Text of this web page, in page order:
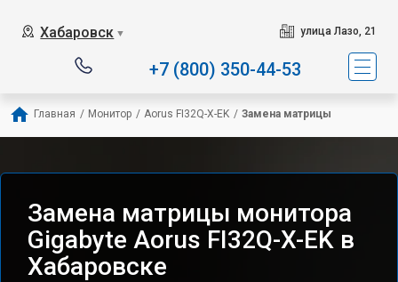
Хабаровск ▼ улица Лазо, 21
+7 (800) 350-44-53
Главная / Монитор / Aorus FI32Q-X-EK / Замена матрицы
Замена матрицы монитора
Gigabyte Aorus FI32Q-X-EK в
Хабаровске